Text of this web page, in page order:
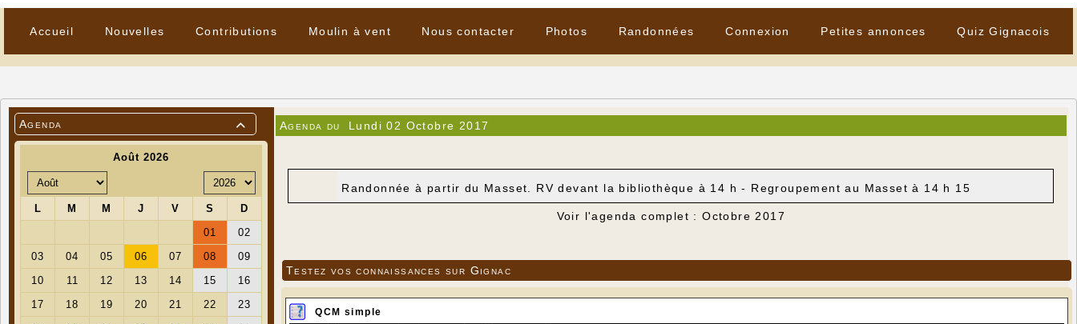
Accueil Nouvelles Contributions Moulin à vent Nous contacter Photos Randonnées Connexion Petites annonces Quiz Gignacois

Agenda Agenda du Lundi 02 Octobre 2017
Randonnée à partir du Masset. RV devant la bibliothèque à 14 h - Regroupement au Masset à 14 h 15
Voir l'agenda complet : Octobre 2017
Testez vos connaissances sur Gignac
QCM simple